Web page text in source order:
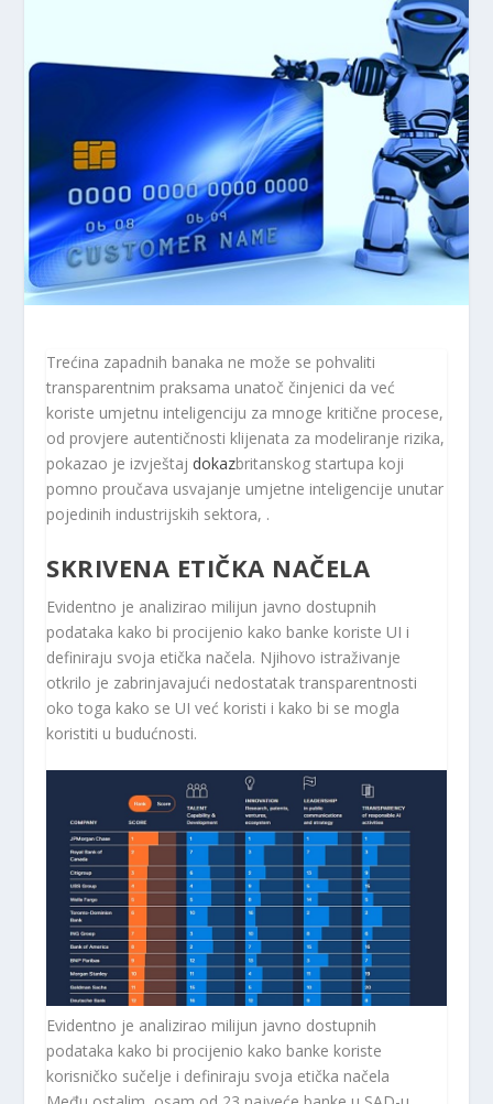
Trećina zapadnih banaka ne može se pohvaliti
transparentnim praksama unatoč činjenici da već
koriste umjetnu inteligenciju za mnoge kritične procese,
od provjere autentičnosti klijenata za modeliranje rizika,
pokazao je izvještaj dokazbritanskog startupa koji
pomno proučava usvajanje umjetne inteligencije unutar
pojedinih industrijskih sektora, .
SKRIVENA ETIČKA NAČELA
Evidentno je analizirao milijun javno dostupnih
podataka kako bi procijenio kako banke koriste UI i
definiraju svoja etička načela. Njihovo istraživanje
otkrilo je zabrinjavajući nedostatak transparentnosti
oko toga kako se UI već koristi i kako bi se mogla
koristiti u budućnosti.
Evidentno je analizirao milijun javno dostupnih
podataka kako bi procijenio kako banke koriste
korisničko sučelje i definiraju svoja etička načela